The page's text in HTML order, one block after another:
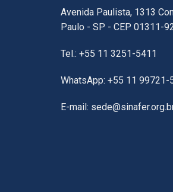
Avenida Paulista, 1313
Paulo - SP - CEP 01311-
Tel.: +55 11 3251-5411
WhatsApp: +55 11 99721-
E-mail: